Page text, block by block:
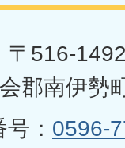
〒516-
郡南伊勢
： 0596-